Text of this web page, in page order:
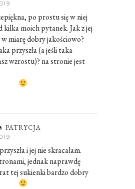
po prostu się w niej
kilka moich pytanek. Jak z jej
w miarę dobry jakościowo?
przyszła (a jeśli taka
wzrostu)? na stronie jest
PATRYCJA
i jej nie skracałam.
jednak naprawdę
tej sukienki bardzo dobry